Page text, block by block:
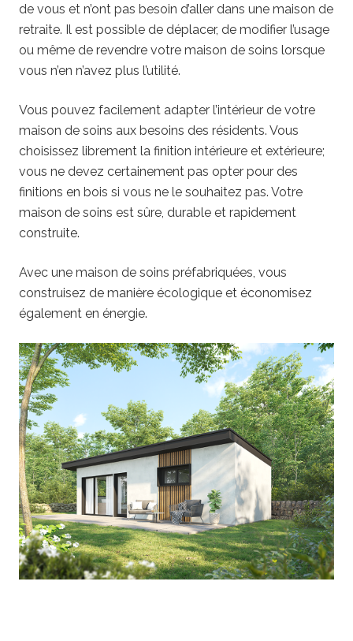
de vous et n’ont pas besoin d’aller dans une maison de
retraite. Il est possible de déplacer, de modifier l’usage
ou même de revendre votre maison de soins lorsque
vous n’en n’avez plus l’utilité.
Vous pouvez facilement adapter l’intérieur de votre
maison de soins aux besoins des résidents. Vous
choisissez librement la finition intérieure et extérieure;
vous ne devez certainement pas opter pour des
finitions en bois si vous ne le souhaitez pas. Votre
maison de soins est sûre, durable et rapidement
construite.
Avec une maison de soins préfabriquées, vous
construisez de manière écologique et économisez
également en énergie.